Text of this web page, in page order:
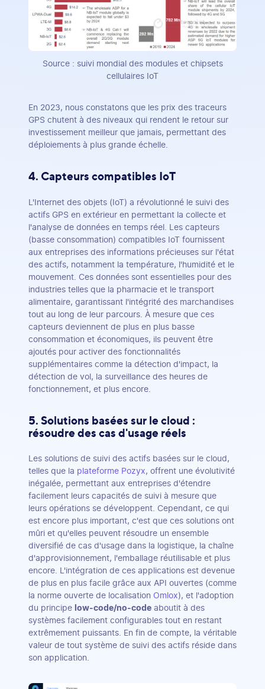
Source : suivi mondial des modules et chipsets
cellulaires IoT
En 2023, nous constatons que les prix des traceurs
GPS chutent à des niveaux qui rendent le retour sur
investissement meilleur que jamais, permettant des
déploiements à plus grande échelle.
4. Capteurs compatibles IoT
L'Internet des objets (IoT) a révolutionné le suivi des
actifs GPS en extérieur en permettant la collecte et
l'analyse de données en temps réel. Les capteurs
(basse consommation) compatibles IoT fournissent
aux entreprises des informations précieuses sur l'état
des actifs, notamment la température, l'humidité et le
mouvement. Ces données sont essentielles pour des
industries telles que la pharmacie et le transport
alimentaire, garantissant l'intégrité des marchandises
tout au long de leur parcours. À mesure que ces
capteurs deviennent de plus en plus basse
consommation et économiques, ils peuvent être
ajoutés pour activer des fonctionnalités
supplémentaires comme la détection d'impact, la
détection de vol, la surveillance des heures de
fonctionnement, et plus encore.
5. Solutions basées sur le cloud :
résoudre des cas d'usage réels
Les solutions de suivi des actifs basées sur le cloud,
telles que la plateforme Pozyx, offrent une évolutivité
inégalée, permettant aux entreprises d'étendre
facilement leurs capacités de suivi à mesure que
leurs opérations se développent. Cependant, ce qui
est encore plus important, c'est que ces solutions ont
mûri et qu'elles peuvent résoudre un ensemble
diversifié de cas d'usage dans la logistique, la chaîne
d'approvisionnement, l'emballage réutilisable et plus
encore. L'intégration de ces applications est devenue
de plus en plus facile grâce aux API ouvertes (comme
la norme ouverte de localisation Omlox), et l'adoption
du principe low-code/no-code aboutit à des
systèmes facilement configurables tout en restant
extrêmement puissants. En fin de compte, la véritable
valeur de tout système de suivi des actifs réside dans
son application.